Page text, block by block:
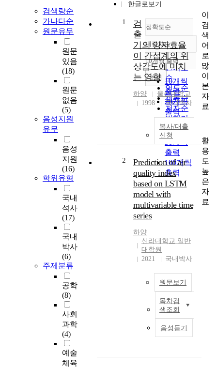
검색량순
가나다순
원문유무
원문
있음
(18)
원문
없음
(5)
음성지원
유무
음성
지원
(16)
학위유형
국내
석사
(17)
국내
박사
(6)
주제분류
공학
(8)
사회
과학
(4)
예술
체육
한글로보기
정확도순
정확도
순
인기도
순
연도순
제목순
저자순
발행기
관순
내림차순
내림차순
10개씩 출력
10개씩
출력
20개씩
출력
30개씩
출력
50개씩
출력
100개씩
출력
조회
1
검
출
기의 양자효율
이 간섭계의 위
상감도에 미치
는 영향
하양
울산대학교
1998
국내박사
복사/대출
신청
2
Prediction of air
quality index
based on LSTM
model with
multivariable time
series
하양
신라대학교 일반
대학원
2021
국내박사
원문보기
목차검
색조회
음성듣기
이
검
색
어
로
많
이
본
자
료
활
용
도
높
은
자
료